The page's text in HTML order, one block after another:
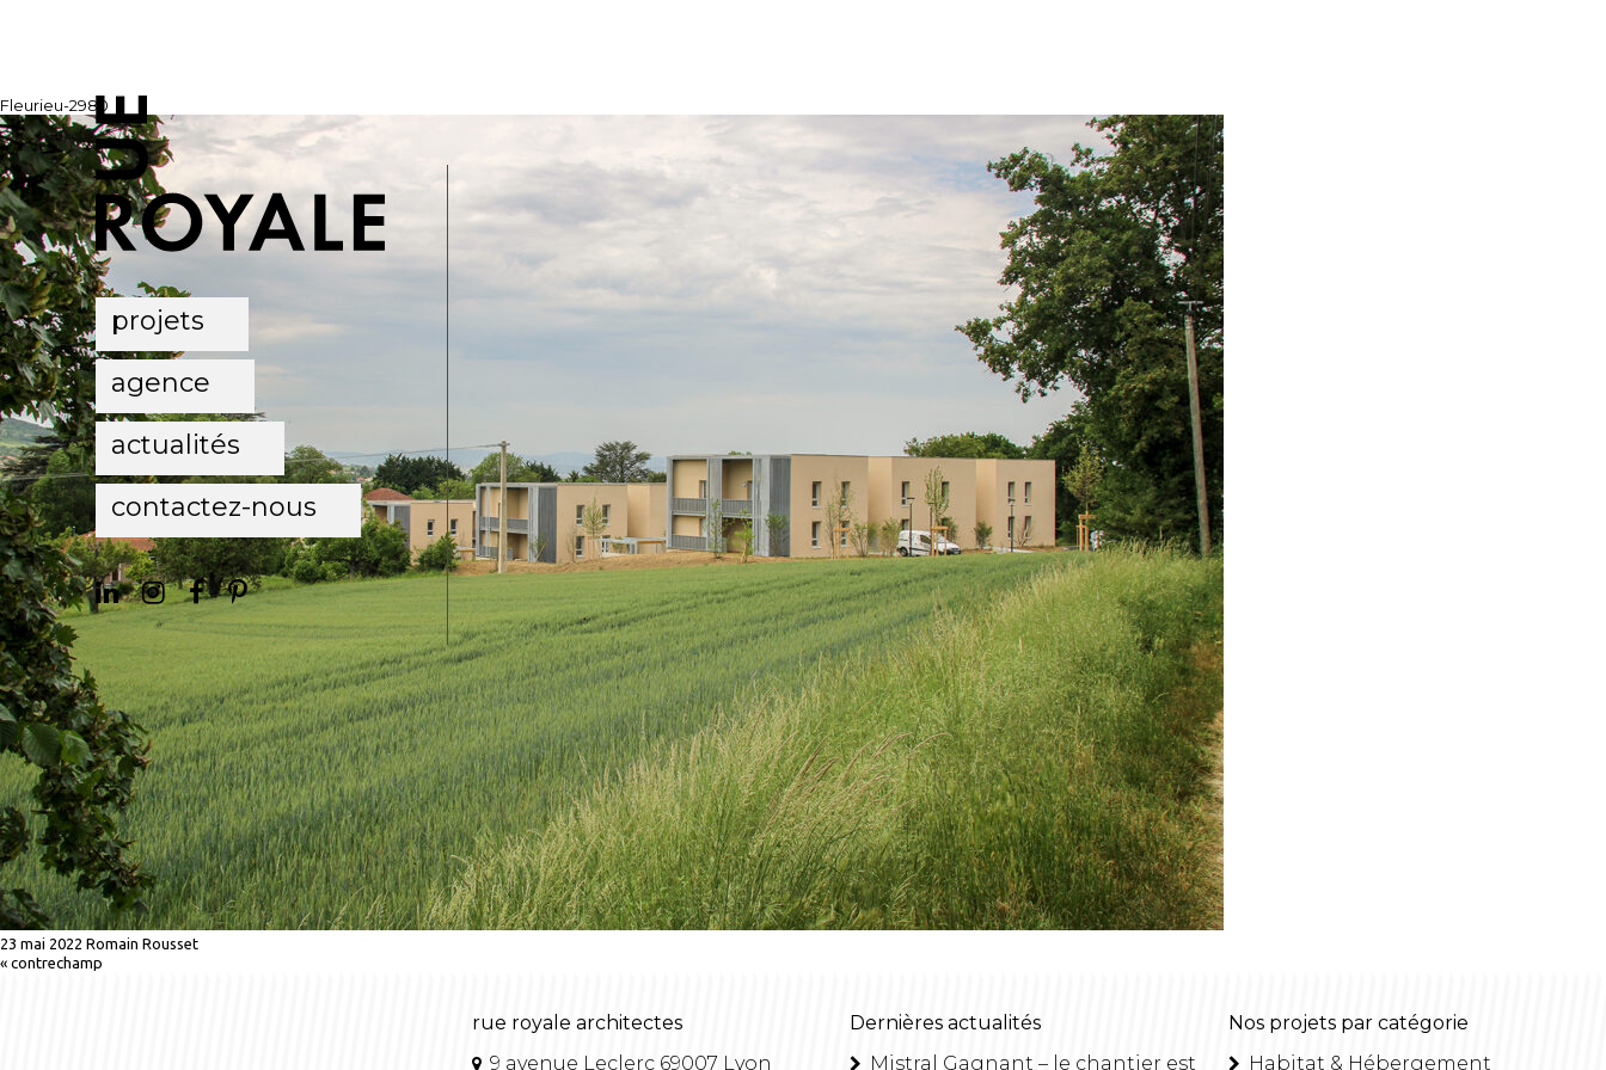
projets
agence
actualités
contactez-nous
Fleurieu-2980
23 mai 2022 Romain Rousset
« contrechamp
rue royale architectes
9 avenue Leclerc 69007 Lyon
Dernières actualités
Mistral Gagnant – le chantier est
Nos projets par catégorie
Habitat & Hébergement